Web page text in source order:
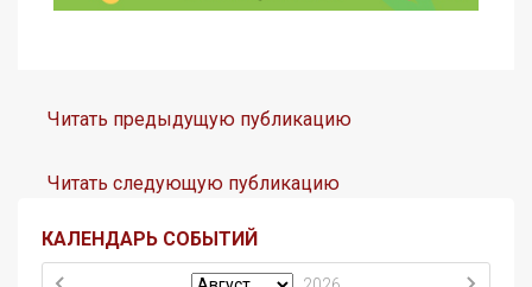
Читать предыдущую публикацию
Читать следующую публикацию
КАЛЕНДАРЬ СОБЫТИЙ